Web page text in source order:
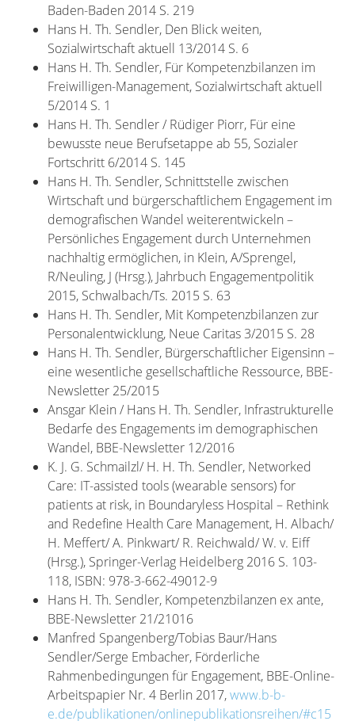
Baden-Baden 2014 S. 219
Hans H. Th. Sendler, Den Blick weiten,
Sozialwirtschaft aktuell 13/2014 S. 6
Hans H. Th. Sendler, Für Kompetenzbilanzen im
Freiwilligen-Management, Sozialwirtschaft aktuell
5/2014 S. 1
Hans H. Th. Sendler / Rüdiger Piorr, Für eine
bewusste neue Berufsetappe ab 55, Sozialer
Fortschritt 6/2014 S. 145
Hans H. Th. Sendler, Schnittstelle zwischen
Wirtschaft und bürgerschaftlichem Engagement im
demografischen Wandel weiterentwickeln –
Persönliches Engagement durch Unternehmen
nachhaltig ermöglichen, in Klein, A/Sprengel,
R/Neuling, J (Hrsg.), Jahrbuch Engagementpolitik
2015, Schwalbach/Ts. 2015 S. 63
Hans H. Th. Sendler, Mit Kompetenzbilanzen zur
Personalentwicklung, Neue Caritas 3/2015 S. 28
Hans H. Th. Sendler, Bürgerschaftlicher Eigensinn –
eine wesentliche gesellschaftliche Ressource, BBE-
Newsletter 25/2015
Ansgar Klein / Hans H. Th. Sendler, Infrastrukturelle
Bedarfe des Engagements im demographischen
Wandel, BBE-Newsletter 12/2016
K. J. G. Schmailzl/ H. H. Th. Sendler, Networked
Care: IT-assisted tools (wearable sensors) for
patients at risk, in Boundaryless Hospital – Rethink
and Redefine Health Care Management, H. Albach/
H. Meffert/ A. Pinkwart/ R. Reichwald/ W. v. Eiff
(Hrsg.), Springer-Verlag Heidelberg 2016 S. 103-
118, ISBN: 978-3-662-49012-9
Hans H. Th. Sendler, Kompetenzbilanzen ex ante,
BBE-Newsletter 21/21016
Manfred Spangenberg/Tobias Baur/Hans
Sendler/Serge Embacher, Förderliche
Rahmenbedingungen für Engagement, BBE-Online-
Arbeitspapier Nr. 4 Berlin 2017,www.b-b-
e.de/publikationen/onlinepublikationsreihen/#c15